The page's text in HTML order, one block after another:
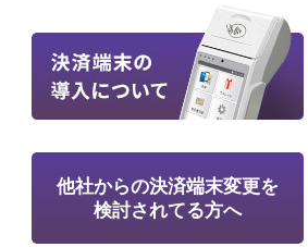
他社からの決済端末変更を
検討されてる方へ